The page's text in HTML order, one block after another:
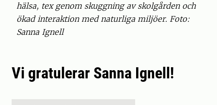
hälsa, tex genom skuggning av skolgården och
ökad interaktion med naturliga miljöer. Foto:
Sanna Ignell
Vi gratulerar Sanna Ignell!